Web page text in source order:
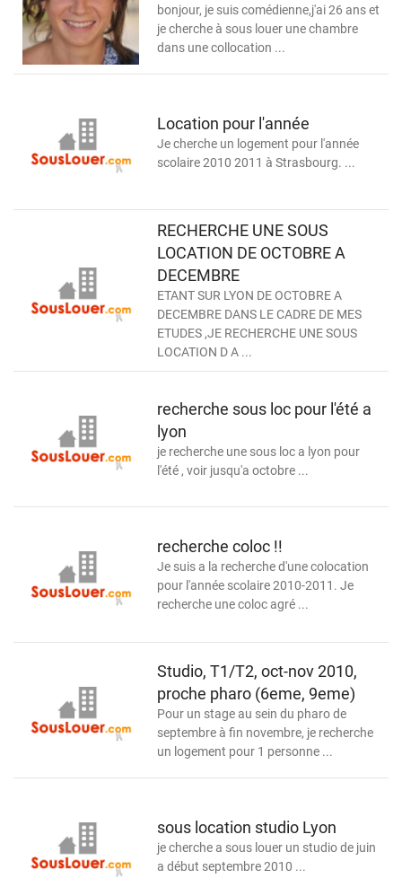
bonjour, je suis comédienne,j'ai 26 ans et
je cherche à sous louer une chambre
dans une collocation ...
Location pour l'année
Je cherche un logement pour l'année
scolaire 2010 2011 à Strasbourg. ...
RECHERCHE UNE SOUS
LOCATION DE OCTOBRE A
DECEMBRE
ETANT SUR LYON DE OCTOBRE A
DECEMBRE DANS LE CADRE DE MES
ETUDES ,JE RECHERCHE UNE SOUS
LOCATION D A ...
recherche sous loc pour l'été a
lyon
je recherche une sous loc a lyon pour
l'été , voir jusqu'a octobre ...
recherche coloc !!
Je suis a la recherche d'une colocation
pour l'année scolaire 2010-2011. Je
recherche une coloc agré ...
Studio, T1/T2, oct-nov 2010,
proche pharo (6eme, 9eme)
Pour un stage au sein du pharo de
septembre à fin novembre, je recherche
un logement pour 1 personne ...
sous location studio Lyon
je cherche a sous louer un studio de juin
a début septembre 2010 ...